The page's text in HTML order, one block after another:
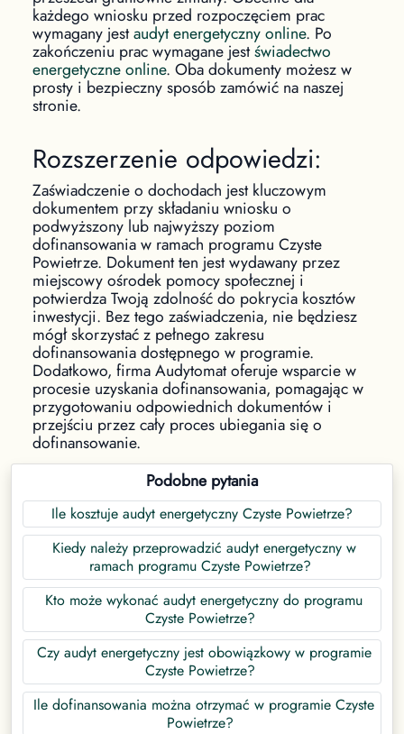
każdego wniosku przed rozpoczęciem prac
wymagany jestaudyt energetyczny online. Po
zakończeniu prac wymagane jestświadectwo
energetyczne online. Oba dokumenty możesz w
prosty i bezpieczny sposób zamówić na naszej
stronie.
Rozszerzenie odpowiedzi:
Zaświadczenie o dochodach jest kluczowym
dokumentem przy składaniu wniosku o
podwyższony lub najwyższy poziom
dofinansowania w ramach programu Czyste
Powietrze. Dokument ten jest wydawany przez
miejscowy ośrodek pomocy społecznej i
potwierdza Twoją zdolność do pokrycia kosztów
inwestycji. Bez tego zaświadczenia, nie będziesz
mógł skorzystać z pełnego zakresu
dofinansowania dostępnego w programie.
Dodatkowo, firma Audytomat oferuje wsparcie w
procesie uzyskania dofinansowania, pomagając w
przygotowaniu odpowiednich dokumentów i
przejściu przez cały proces ubiegania się o
dofinansowanie.
Podobne pytania
Ile kosztuje audyt energetyczny Czyste Powietrze?
Kiedy należy przeprowadzić audyt energetyczny w
ramach programu Czyste Powietrze?
Kto może wykonać audyt energetyczny do programu
Czyste Powietrze?
Czy audyt energetyczny jest obowiązkowy w programie
Czyste Powietrze?
Ile dofinansowania można otrzymać w programie Czyste
Powietrze?